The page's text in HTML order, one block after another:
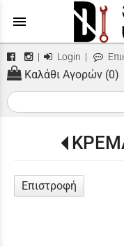
menu
| Login |
Καλάθι Αγορών (0)
Επιστροφή